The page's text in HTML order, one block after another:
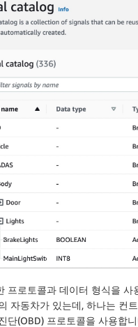
프로토콜과 데이터 형식을
자동차가 있는데, 하나는 컨
단(OBD) 프로토콜을 사용합